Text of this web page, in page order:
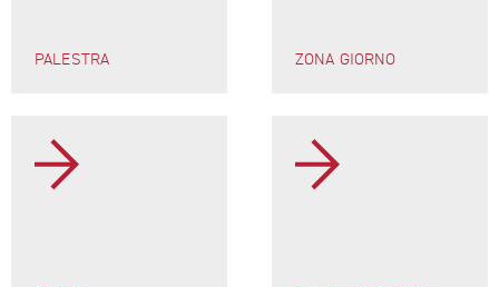
PALESTRA ZONA GIORNO